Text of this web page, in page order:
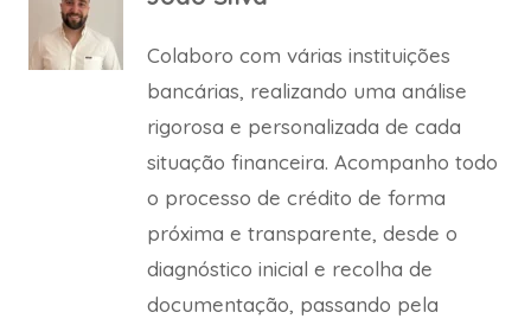
Colaboro com várias instituições
bancárias, realizando uma análise
rigorosa e personalizada de cada
situação financeira. Acompanho todo
o processo de crédito de forma
próxima e transparente, desde o
diagnóstico inicial e recolha de
documentação, passando pela